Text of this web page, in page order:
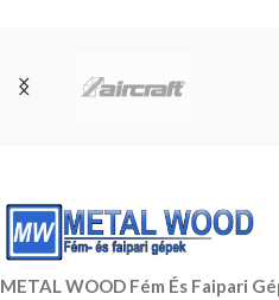
METAL WOOD Fém És Faipari